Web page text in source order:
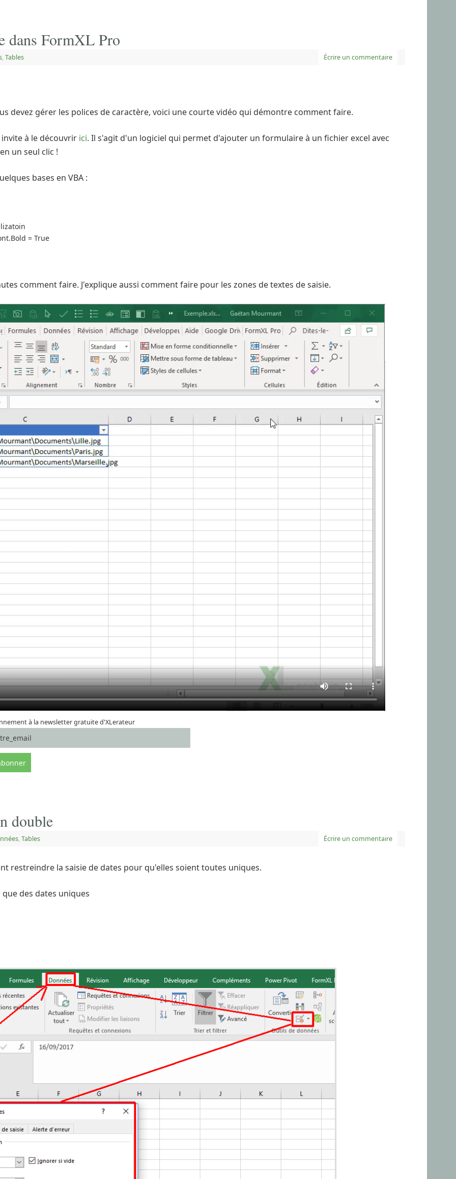
dans FormXL Pro
, Tables Écrire un commentaire
devez gérer les polices de caractère, voici une courte vidéo qui démontre comment faire.
invite à le découvrir ici. Il s'agit d'un logiciel qui permet d'ajouter un formulaire à un fichier excel avec
un seul clic !
bases en VBA :
= True
comment faire. J'explique aussi comment faire pour les zones de textes de saisie.
à la newsletter gratuite d'XLerateur
double
, Tables Écrire un commentaire
restreindre la saisie de dates pour qu'elles soient toutes uniques.
des dates uniques